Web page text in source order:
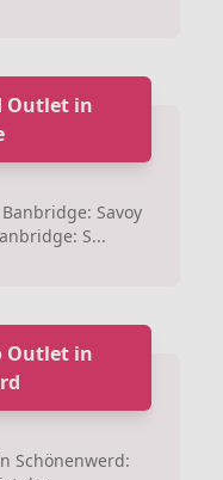
Outlet in
Savoy
S...
Outlet in
Schönenwerd: